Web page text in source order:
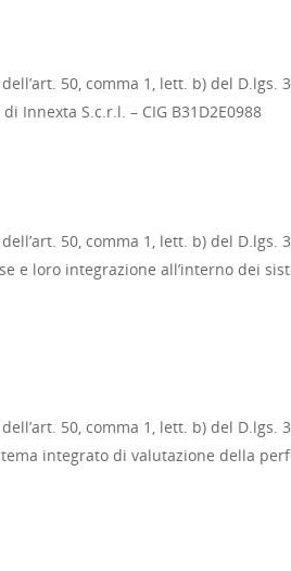
50, comma 1, lett. b) del
Innexta S.c.r.l. – CIG B31D2E0988
50, comma 1, lett. b) del
e loro integrazione all’interno dei
50, comma 1, lett. b) del
integrato di valutazione della